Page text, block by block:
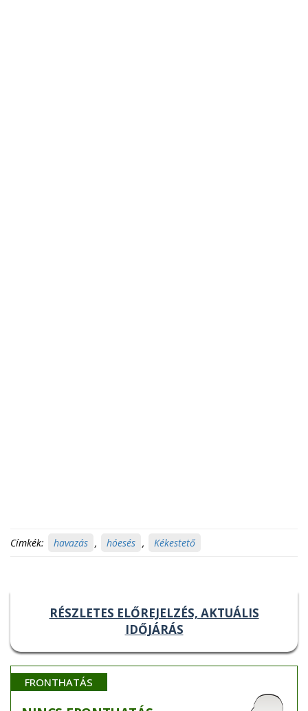
Címkék: havazás , hóesés , Kékestető
RÉSZLETES ELŐREJELZÉS, AKTUÁLIS
IDŐJÁRÁS
FRONTHATÁS